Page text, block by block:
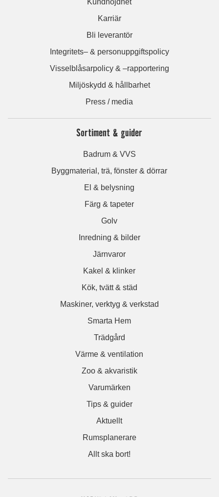
Karriär
Bli leverantör
Integritets– & personuppgiftspolicy
Visselblåsarpolicy & –rapportering
Miljöskydd & hållbarhet
Press / media
Sortiment & guider
Badrum & VVS
Byggmaterial, trä, fönster & dörrar
El & belysning
Färg & tapeter
Golv
Inredning & bilder
Järnvaror
Kakel & klinker
Kök, tvätt & städ
Maskiner, verktyg & verkstad
Smarta Hem
Trädgård
Värme & ventilation
Zoo & akvaristik
Varumärken
Tips & guider
Aktuellt
Rumsplanerare
Allt ska bort!